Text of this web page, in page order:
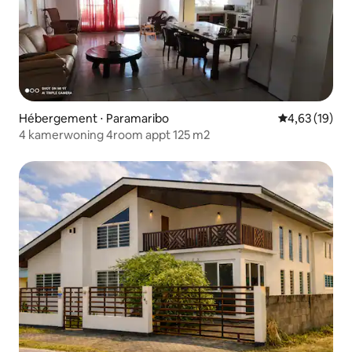
Hébergement ⋅ Paramaribo Évaluation
4,63 (19)
4 kamerwoning 4room appt 125 m2